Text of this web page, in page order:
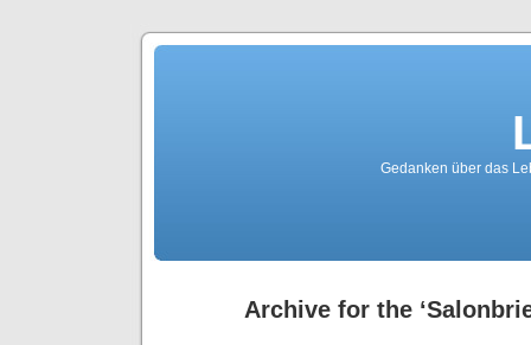
Gedanken über das
Archive for the